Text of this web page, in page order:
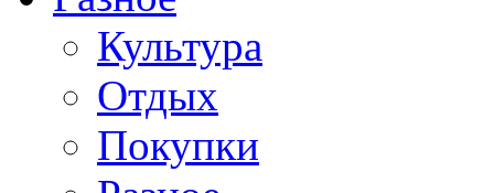
Культура
Отдых
Покупки